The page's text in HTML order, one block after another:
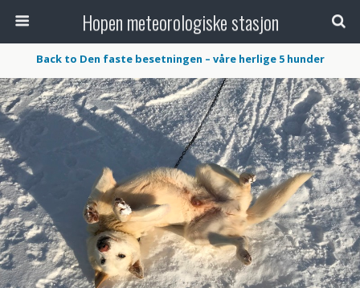
Hopen meteorologiske stasjon
Back to Den faste besetningen – våre herlige 5 hunder